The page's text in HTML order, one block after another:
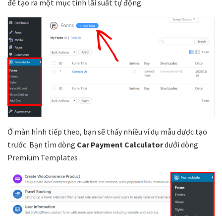
để tạo ra một mục tính lãi suất tự động.
Ở màn hình tiếp theo, bạn sẽ thấy nhiều ví dụ mẫu được tạo
trước. Bạn tìm dòng Car Payment Calculatordưới dòng
Premium Templates .